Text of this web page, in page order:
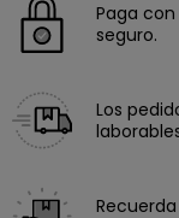
Paga
seguro.
Los